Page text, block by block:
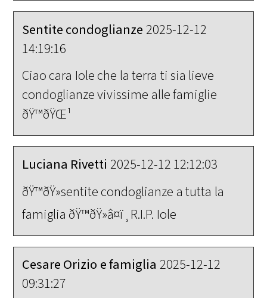
Sentite condoglianze 2025-12-12
14:19:16
Ciao cara Iole che la terra ti sia lieve
condoglianze vivissime alle famiglie
ðŸ™ðŸŒ¹
Luciana Rivetti 2025-12-12 12:12:03
ðŸ™ðŸ»sentite condoglianze a tutta la
famiglia ðŸ™ðŸ»â¤ï¸R.I.P. Iole
Cesare Orizio e famiglia 2025-12-12
09:31:27